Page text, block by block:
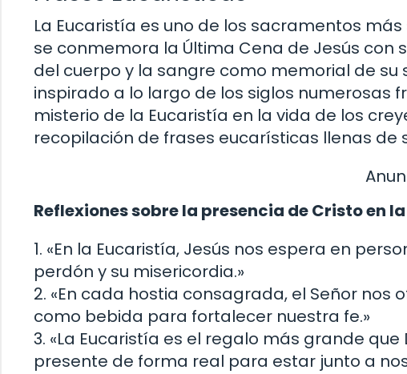
La Eucaristía es uno de los sacramentos
se conmemora la Última Cena de Jesús con
del cuerpo y la sangre como memorial de
inspirado a lo largo de los siglos numerosas
misterio de la Eucaristía en la vida de los
recopilación de frases eucarísticas llenas de
Reflexiones sobre la presencia de Cristo en
1. «En la Eucaristía, Jesús nos espera en
perdón y su misericordia.»
2. «En cada hostia consagrada, el Señor
como bebida para fortalecer nuestra fe.»
3. «La Eucaristía es el regalo más grande
presente de forma real para estar junto a